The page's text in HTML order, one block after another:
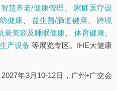
智慧养老/健康管理 、家庭医疗设
健康、 益生菌/肠道健康、 跨境
衰美容及睡眠健康 体育健康
产设备 等展览专区。IHE大健康
年3月10-12日，广州•广交会